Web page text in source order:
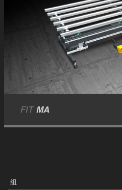
FIT MA
组